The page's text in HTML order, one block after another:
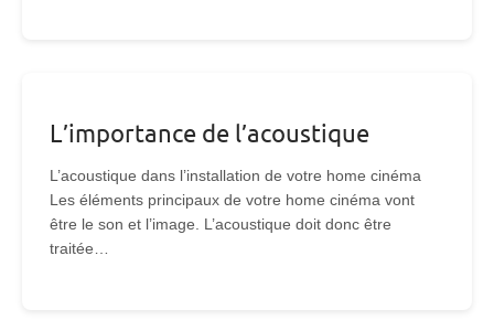
L’importance de l’acoustique
L’acoustique dans l’installation de votre home cinéma
Les éléments principaux de votre home cinéma vont
être le son et l’image. L’acoustique doit donc être
traitée…